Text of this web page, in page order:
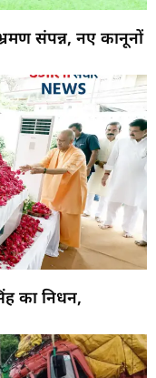
संपन्न, नए कानूनों
का निधन,